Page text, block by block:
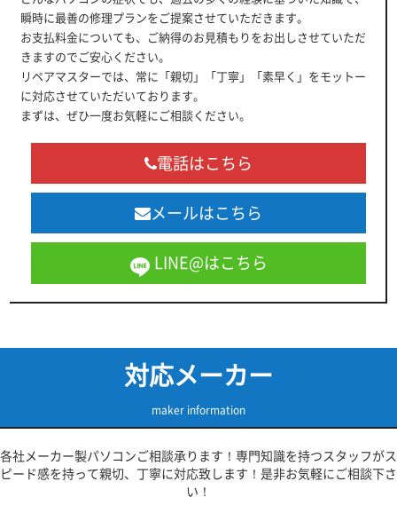
瞬時に最善の修理プランをご提案させていただきます。
お支払料金についても、ご納得のお見積もりをお出しさせていただ
きますのでご安心ください。
リペアマスターでは、常に「親切」「丁寧」「素早く」をモットー
に対応させていただいております。
まずは、ぜひ一度お気軽にご相談ください。
電話はこちら
メールはこちら
LINE@はこちら
対応メーカー
maker information
各社メーカー製パソコンご相談承ります！専門知識を持つスタッフがス
ピード感を持って親切、丁寧に対応致します！是非お気軽にご相談下さ
い！